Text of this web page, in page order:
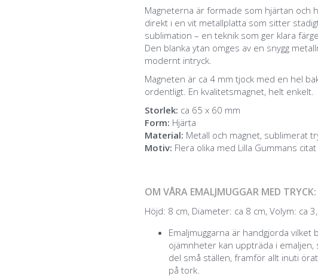
Magneterna är formade som hjärtan och
direkt i en vit metallplatta som sitter
sublimation – en teknik som ger klara
Den blanka ytan omges av en snygg
modernt intryck.
Magneten är ca 4 mm tjock med en hel
ordentligt. En kvalitetsmagnet, helt enkelt.
Storlek: ca 65 x 60 mm
Form: Hjärta
Material: Metall och magnet, sublimerat
Motiv: Flera olika med Lilla Gummans citat
OM VÅRA EMALJMUGGAR MED TRYCK:
Höjd: 8 cm, Diameter: ca 8 cm, Volym: ca
Emaljmuggarna är handgjorda
ojämnheter kan uppträda i
del små ställen, framför allt inuti
på tork.